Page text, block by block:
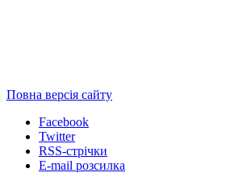
Повна версія сайту
Facebook
Twitter
RSS-стрічки
E-mail розсилка